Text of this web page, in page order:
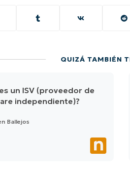
QUIZÁ TAMBIÉN
un ISV (proveedor de
independiente)?
Ballejos